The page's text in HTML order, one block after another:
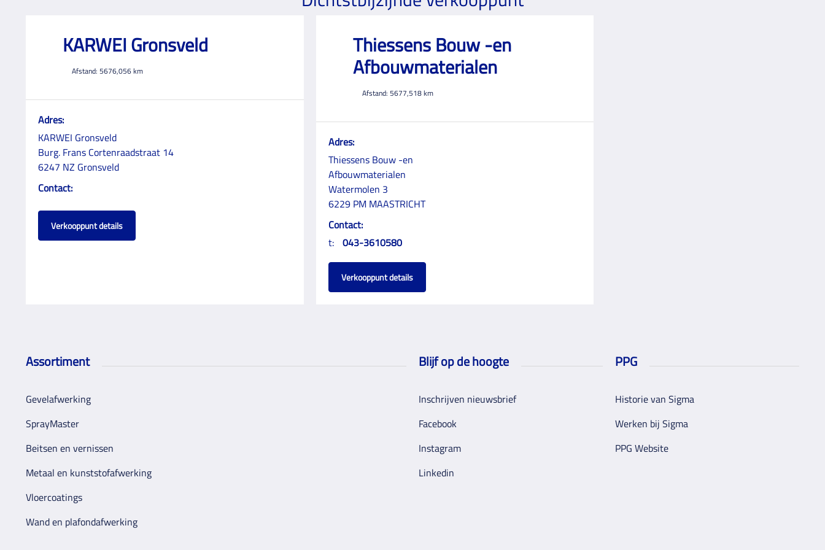
KARWEI Gronsveld
Afstand: 5676,056km
Adres:
KARWEI Gronsveld
Burg. Frans Cortenraadstraat 14
6247 NZ Gronsveld
Contact:
Verkooppunt details
Thiessens Bouw -en
Afbouwmaterialen
Afstand: 5677,518km
Adres:
Thiessens Bouw -en
Afbouwmaterialen
Watermolen 3
6229 PM MAASTRICHT
Contact:
t: 043-3610580
Verkooppunt details
Assortiment
Gevelafwerking
SprayMaster
Beitsen en vernissen
Metaal en kunststofafwerking
Vloercoatings
Wand en plafondafwerking
Blijf op de hoogte
Inschrijven nieuwsbrief
Facebook
Instagram
Linkedin
PPG
Historie van Sigma
Werken bij Sigma
PPG Website